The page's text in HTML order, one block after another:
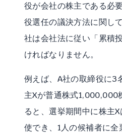
役が会社の株主である必
役選任の議決方法に関し
社は会社法に従い「累積
ければなりません。
例えば、A社の取締役に3
主Xが普通株式1,000,000
ると、選挙期間中に株主
使でき、1人の候補者に全